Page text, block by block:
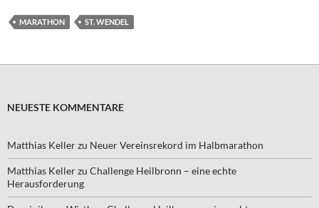
MARATHON ST. WENDEL
NEUESTE KOMMENTARE
Matthias Kellerzu Neuer Vereinsrekord im Halbmarathon
Matthias Kellerzu Challenge Heilbronn – eine echte
Herausforderung